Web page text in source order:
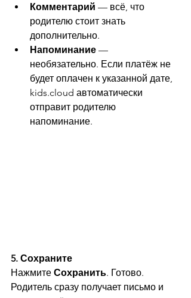
Комментарий — всё, что
родителю стоит знать
дополнительно.
Напоминание —
необязательно. Если платёж не
будет оплачен к указанной дате,
kids.cloud автоматически
отправит родителю
напоминание.
5. Сохраните
Нажмите Сохранить. Готово.
Родитель сразу получает письмо и